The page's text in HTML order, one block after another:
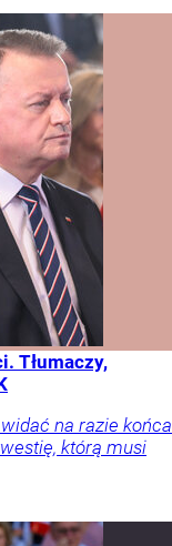
Tłumaczy,
na razie końca
którą musi